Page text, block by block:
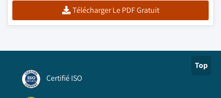
Télécharger Le PDF Gratuit
Top
Certifié ISO